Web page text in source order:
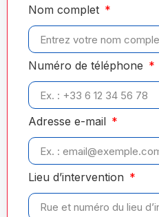
Nom complet
Numéro de téléphone
Adresse e-mail
Lieu d’intervention